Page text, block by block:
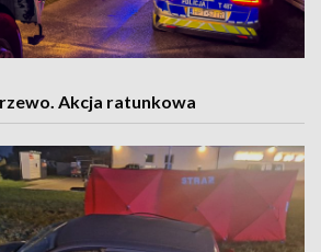
Akcja ratunkowa